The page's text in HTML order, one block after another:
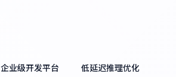
企业级开发平台
低延迟推理优化